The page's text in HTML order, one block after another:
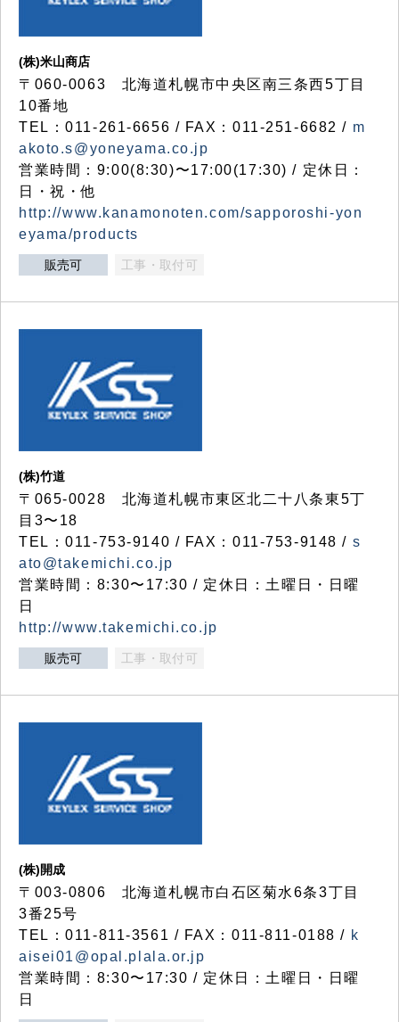
(株)米山商店
〒060-0063 北海道札幌市中央区南三条西5丁目
10番地
TEL：011-261-6656 / FAX：011-251-6682 / m
akoto.s@yoneyama.co.jp
営業時間：9:00(8:30)〜17:00(17:30) / 定休日：
日・祝・他
http://www.kanamonoten.com/sapporoshi-yon
eyama/products
販売可 工事・取付可
(株)竹道
〒065-0028 北海道札幌市東区北二十八条東5丁
目3〜18
TEL：011-753-9140 / FAX：011-753-9148 / s
ato@takemichi.co.jp
営業時間：8:30〜17:30 / 定休日：土曜日・日曜
日
http://www.takemichi.co.jp
販売可 工事・取付可
(株)開成
〒003-0806 北海道札幌市白石区菊水6条3丁目
3番25号
TEL：011-811-3561 / FAX：011-811-0188 / k
aisei01@opal.plala.or.jp
営業時間：8:30〜17:30 / 定休日：土曜日・日曜
日